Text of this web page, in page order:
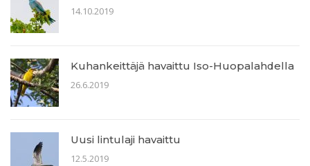
14.10.2019
Kuhankeittäjä havaittu Iso-Huopalahdella
26.6.2019
Uusi lintulaji havaittu
12.5.2019